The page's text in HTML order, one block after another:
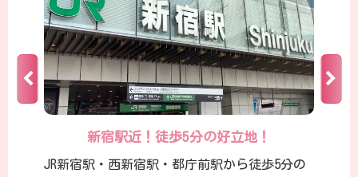
新宿駅近！徒歩5分の好立地！
JR新宿駅・西新宿駅・都庁前駅から徒歩5分の